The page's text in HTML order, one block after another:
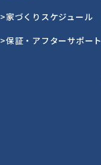
>家づくりスケジュール
>保証・アフターサポート